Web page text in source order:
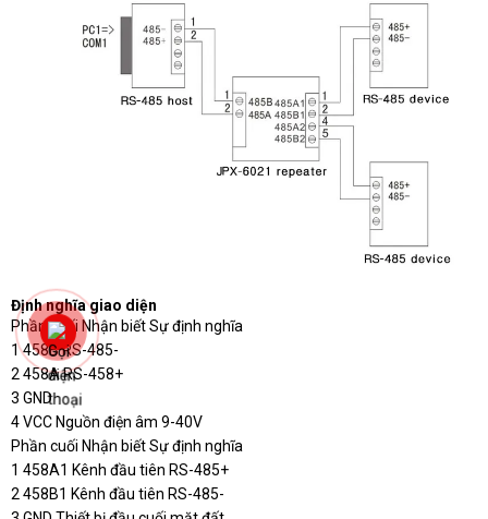
Định nghĩa giao diện
Phần cuối Nhận biết Sự định nghĩa
1 458B RS-485-
2 458A RS-458+
3 GND
4 VCC Nguồn điện âm 9-40V
Phần cuối Nhận biết Sự định nghĩa
1 458A1 Kênh đầu tiên RS-485+
2 458B1 Kênh đầu tiên RS-485-